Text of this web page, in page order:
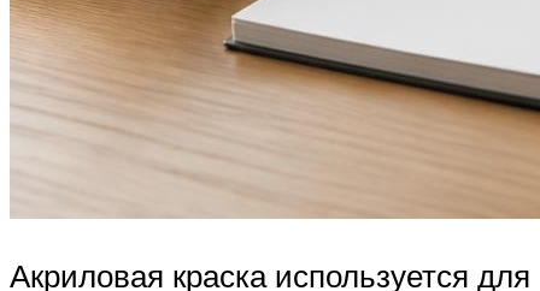
Акриловая краска используется для